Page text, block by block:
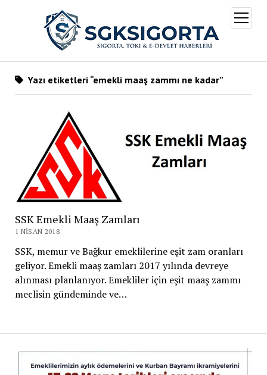
aç
Yazı etiketleri “emekli maaş zammı ne kadar”
SSK Emekli Maaş Zamları
1 NISAN 2018
SSK, memur ve Bağkur emeklilerine eşit zam oranları
geliyor. Emekli maaş zamları 2017 yılında devreye
alınması planlanıyor. Emekliler için eşit maaş zammı
meclisin gündeminde ve…